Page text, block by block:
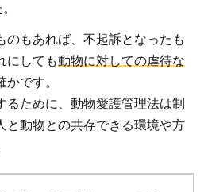
のもあれば、不起訴となったも
にしても動物に対しての虐待な
かです。
るために、動物愛護管理法は制
と動物との共存できる環境や方